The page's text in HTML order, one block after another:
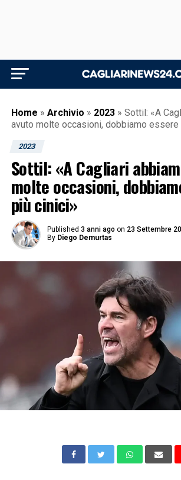
Home » Archivio » 2023 » Sottil: «A
avuto molte occasioni, dobbiamo essere
2023
Sottil: «A Cagliari
molte occasioni,
più cinici»
Published 3 anni ago on 23 Settembre
By Diego Demurtas